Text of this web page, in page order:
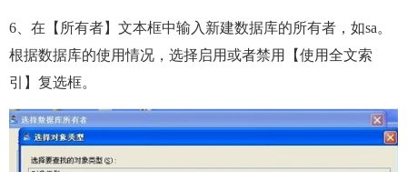
6、在【所有者】文本框中输入新建数据库的所有者，如sa。
根据数据库的使用情况，选择启用或者禁用【使用全文索
引】复选框。